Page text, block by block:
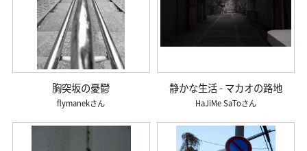
胸突坂の憂鬱
flymanek
静かな生活 - マカオの路地
HaJiMe SaTo